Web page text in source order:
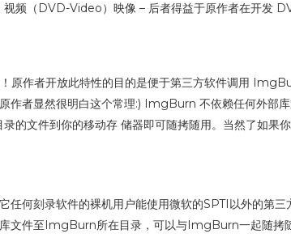
频（DVD-Video）映像 – 后者得益于原作者在开发
作者开放此特性的目的是便于第三方软件调用
作者显然很明白这个常理:) ImgBurn 不依赖任何外部
的文件到你的移动存 储器即可随拷随用。当然了如
何刻录软件的裸机用户能使用微软的SPTI以外的第三
件至ImgBurn所在目录，可以与ImgBurn一起随拷